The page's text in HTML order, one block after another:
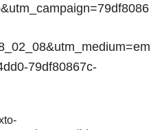
79df80867c-